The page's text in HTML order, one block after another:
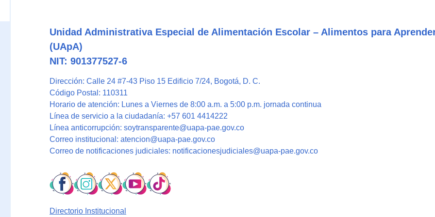
Unidad Administrativa Especial de Alimentación Escolar – Alimentos para
(UApA)
NIT: 901377527-6
Dirección: Calle 24 #7-43 Piso 15 Edificio 7/24, Bogotá, D. C.
Código Postal: 110311
Horario de atención: Lunes a Viernes de 8:00 a.m. a 5:00 p.m. jornada continua
Línea de servicio a la ciudadanía: +57 601 4414222
Línea anticorrupción: soytransparente@uapa-pae.gov.co
Correo institucional: atencion@uapa-pae.gov.co
Correo de notificaciones judiciales: notificacionesjudiciales@uapa-pae.gov.co
Directorio Institucional